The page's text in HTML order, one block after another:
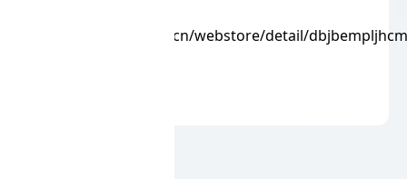
店:https://ext.se.360.cn/webstore/detail/